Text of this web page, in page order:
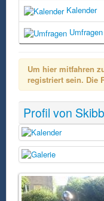
Kalender
Umfragen
Um hier mitfahren
registriert sein. Die
Profil von